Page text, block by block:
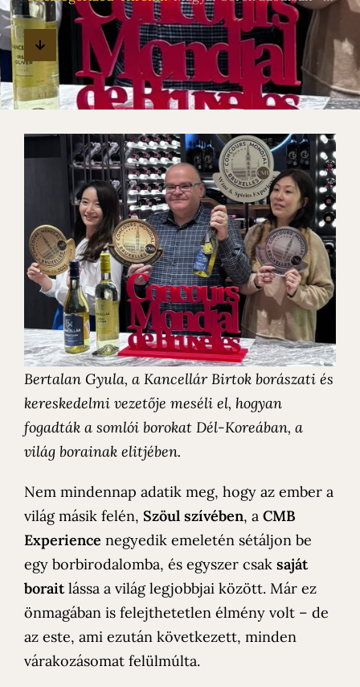
Bertalan Gyula, a Kancellár Birtok borászati és
kereskedelmi vezetője meséli el, hogyan
fogadták a somlói borokat Dél-Koreában, a
világ borainak elitjében.
Nem mindennap adatik meg, hogy az ember a
világ másik felén, Szöul szívében, a CMB
Experience negyedik emeletén sétáljon be
egy borbirodalomba, és egyszer csak saját
boraitlássa a világ legjobbjai között. Már ez
önmagában is felejthetetlen élmény volt – de
az este, ami ezután következett, minden
várakozásomat felülmúlta.